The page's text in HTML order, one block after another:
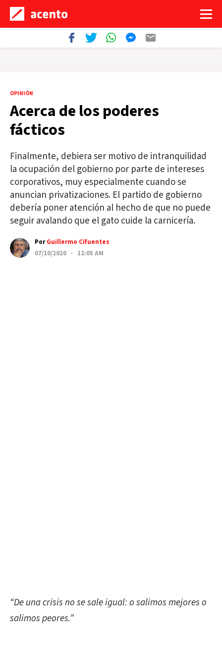
OPINIÓN
Acerca de los poderes
fácticos
Finalmente, debiera ser motivo de intranquilidad
la ocupación del gobierno por parte de intereses
corporativos, muy especialmente cuando se
anuncian privatizaciones. El partido de gobierno
debería poner atención al hecho de que no puede
seguir avalando que el gato cuide la carnicería.
PorGuillermo Cifuentes
07/10/2020 · 12:05 AM
“De una crisis no se sale igual: o salimos mejores o
salimos peores.”